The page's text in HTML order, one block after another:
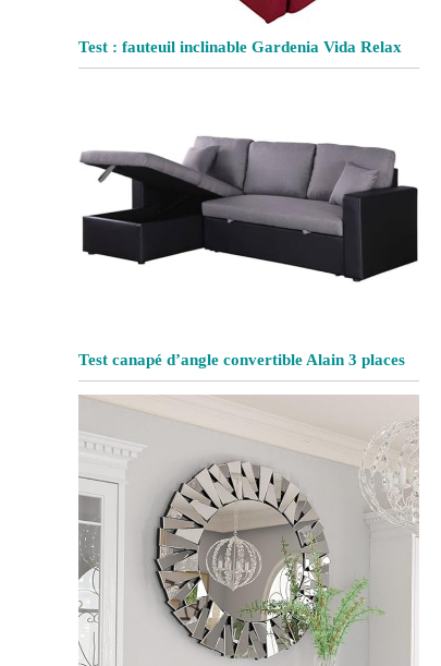
Test : fauteuil inclinable Gardenia Vida Relax
Test canapé d’angle convertible Alain 3 places